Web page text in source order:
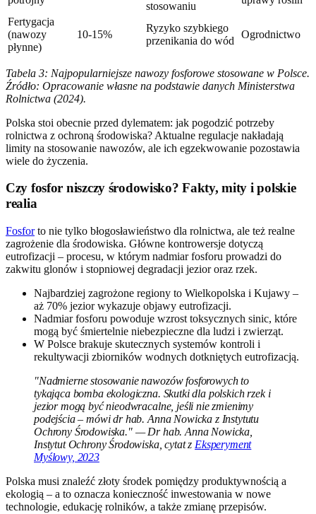
stosowaniu
Fertygacja
(nawozy
płynne)
10-15%
Ryzyko szybkiego
przenikania do wód
Ogrodnictwo
Tabela 3: Najpopularniejsze nawozy fosforowe stosowane w Polsce.
Źródło: Opracowanie własne na podstawie danych Ministerstwa
Rolnictwa (2024).
Polska stoi obecnie przed dylematem: jak pogodzić potrzeby
rolnictwa z ochroną środowiska? Aktualne regulacje nakładają
limity na stosowanie nawozów, ale ich egzekwowanie pozostawia
wiele do życzenia.
Czy fosfor niszczy środowisko? Fakty, mity i polskie
realia
Fosforto nie tylko błogosławieństwo dla rolnictwa, ale też realne
zagrożenie dla środowiska. Główne kontrowersje dotyczą
eutrofizacji – procesu, w którym nadmiar fosforu prowadzi do
zakwitu glonów i stopniowej degradacji jezior oraz rzek.
Najbardziej zagrożone regiony to Wielkopolska i Kujawy –
aż 70% jezior wykazuje objawy eutrofizacji.
Nadmiar fosforu powoduje wzrost toksycznych sinic, które
mogą być śmiertelnie niebezpieczne dla ludzi i zwierząt.
W Polsce brakuje skutecznych systemów kontroli i
rekultywacji zbiorników wodnych dotkniętych eutrofizacją.
"Nadmierne stosowanie nawozów fosforowych to
tykająca bomba ekologiczna. Skutki dla polskich rzek i
jezior mogą być nieodwracalne, jeśli nie zmienimy
podejścia – mówi dr hab. Anna Nowicka z Instytutu
Ochrony Środowiska." — Dr hab. Anna Nowicka,
Instytut Ochrony Środowiska, cytat z Eksperyment
Myślowy, 2023
Polska musi znaleźć złoty środek pomiędzy produktywnością a
ekologią – a to oznacza konieczność inwestowania w nowe
technologie, edukację rolników, a także zmianę przepisów.